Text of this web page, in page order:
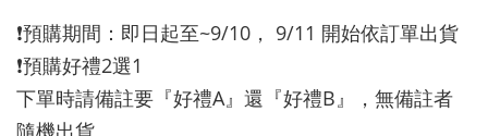
❗️預購期間：即日起至~9/10， 9/11 開始依訂單出貨
❗️預購好禮2選1
下單時請備註要『好禮A』還『好禮B』，無備註者
隨機出貨